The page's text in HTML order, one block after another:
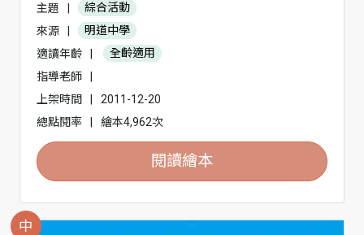
主題
綜合活動
來源
明道中學
適讀年齡
全齡適用
指導老師
上架時間
2011-12-20
總點閱率
繪本4,962次
閱讀繪本
中